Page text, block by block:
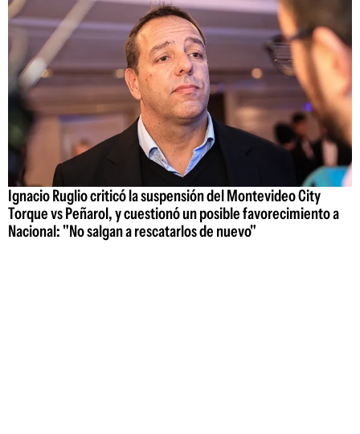
Ignacio Ruglio criticó la suspensión del Montevideo City
Torque vs Peñarol, y cuestionó un posible favorecimiento a
Nacional: "No salgan a rescatarlos de nuevo"